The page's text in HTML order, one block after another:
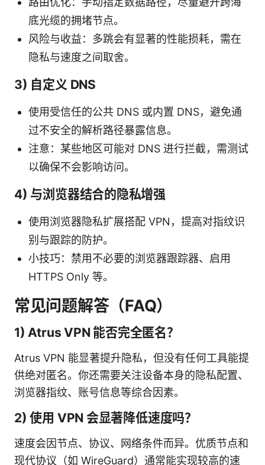
底光缆的拥堵节点。
风险与收益：多跳会有显著的性能损耗，需在
隐私与速度之间取舍。
3) 自定义 DNS
使用受信任的公共 DNS 或内置 DNS，避免通
过不安全的解析路径暴露信息。
注意：某些地区可能对 DNS 进行拦截，需测试
以确保不会影响访问。
4) 与浏览器结合的隐私增强
使用浏览器隐私扩展搭配 VPN，提高对指纹识
别与跟踪的防护。
小技巧：禁用不必要的浏览器跟踪器、启用
HTTPS Only 等。
常见问题解答（FAQ）
1) Atrus VPN 能否完全匿名？
Atrus VPN 能显著提升隐私，但没有任何工具能提
供绝对匿名。你还需要关注设备本身的隐私配置、
浏览器指纹、账号信息等综合因素。
2) 使用 VPN 会显著降低速度吗？
速度会因节点、协议、网络条件而异。优质节点和
现代协议（如 WireGuard）通常能实现较高的速